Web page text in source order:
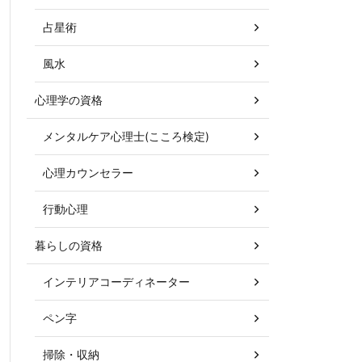
占星術
風水
心理学の資格
メンタルケア心理士(こころ検定)
心理カウンセラー
行動心理
暮らしの資格
インテリアコーディネーター
ペン字
掃除・収納